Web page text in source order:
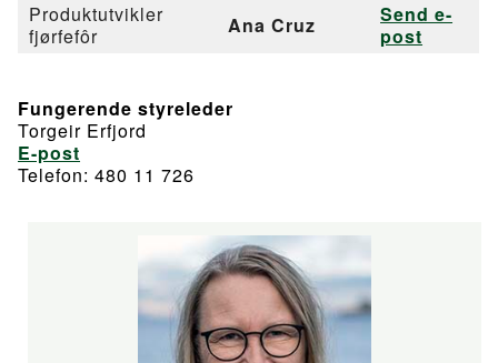
Produktutvikler
fjørfefôr
Ana Cruz
Send e-
post
Fungerende styreleder
Torgeir Erfjord
E-post
Telefon: 480 11 726